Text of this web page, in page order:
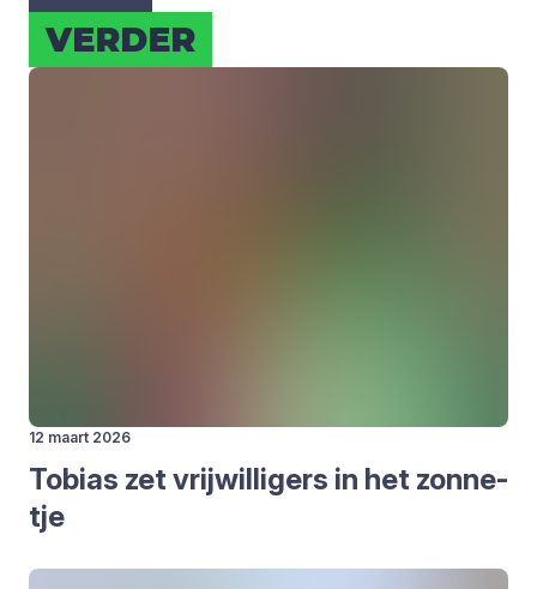
VER­DER
12 maart 2026
Tobi­as zet vrij­wil­li­gers in het zon­ne­
tje